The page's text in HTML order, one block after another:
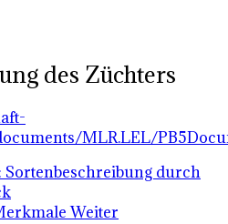
des Züchters
MLR.LEL/
durch
Weiter